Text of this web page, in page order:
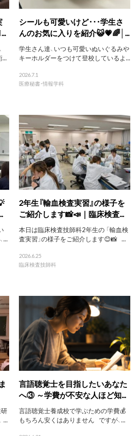
シールも可愛いけど･･･学生さ
んのお気に入りを紹介😺💗🌈│...
学生さん達、いつも可愛いぬいぐるみや
キーホルダーをつけて登校しているよ...
2026.7.1
医療秘書・情報学科
...
2年生『輸血検査実習』の様子を
ご紹介します📸📣｜臨床検査...
本日は臨床検査技師科2年生の 「輸血検
査実習」の様子をご紹介します😊📸 ...
2026.6.25
臨床検査技師科
...
言語聴覚士を目指したいあなた
へ③ ～学費が不安な人ほど知...
言語聴覚士養成校で学ぶための学費💰
もちろん安くはありません ですが、...